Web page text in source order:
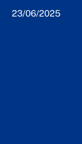
23/06/2025